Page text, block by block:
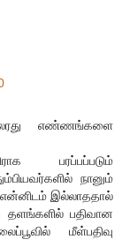
எண்ணங்களை
பரப்பப்படும்
நானும்
இல்லாததால்
தளங்களில் பதிவான
மீள்பதிவு